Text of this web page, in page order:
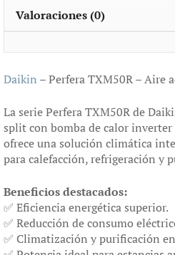
Valoraciones (0)
Daikin – Perfera TXM50R – Aire
La serie Perfera TXM50R de
split con bomba de calor
ofrece una solución climática
para calefacción, refrigeración y
Beneficios destacados:
✅ Eficiencia energética superior.
✅ Reducción de consumo
✅ Climatización y purificación